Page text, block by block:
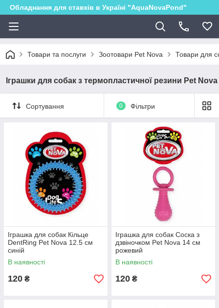
Обладнання для ставків в Україні "AquaNovaPond"
Товари та послуги Зоотовари Pet Nova Товари для
Іграшки для собак з термопластичної резини Pet Nova
Сортування 0 Фільтри
Іграшка для собак Кільце
DentRing Pet Nova 12.5 см
синій
В наявності
120 ₴
Іграшка для собак Соска з
дзвіночком Pet Nova 14 см
рожевий
В наявності
120 ₴